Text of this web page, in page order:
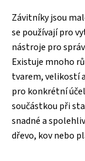
Závitníky jsou
se používají pro
nástroje pro
Existuje mnoho
tvarem, velikostí
pro konkrétní
součástkou při
snadné a
dřevo, kov nebo